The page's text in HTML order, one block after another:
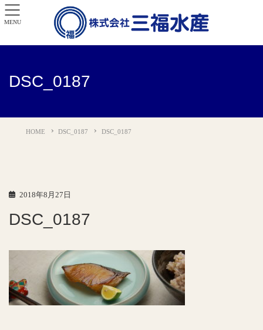
DSC_0187
HOME DSC_0187 DSC_0187
2018年8月27日
DSC_0187
MENU